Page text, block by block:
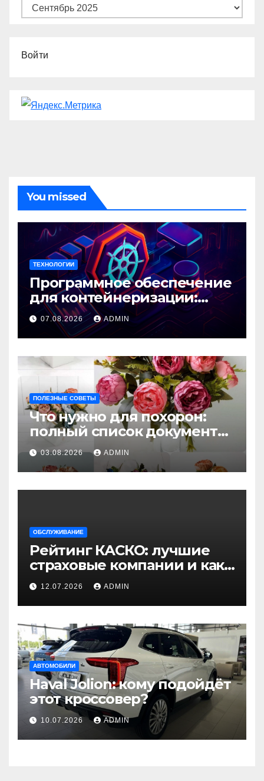
Архивы
Войти
You missed
ТЕХНОЛОГИИ
Программное обеспечение
для контейнеризации:
зачем оно необходимо
современным
приложениям
07.08.2026 ADMIN
ПОЛЕЗНЫЕ СОВЕТЫ
Что нужно для похорон:
полный список документов
и шагов
03.08.2026 ADMIN
ОБСЛУЖИВАНИЕ
Рейтинг КАСКО: лучшие
страховые компании и как
выбрать оптимальную
страховку
12.07.2026 ADMIN
АВТОМОБИЛИ
Haval Jolion: кому подойдёт
этот кроссовер?
10.07.2026 ADMIN